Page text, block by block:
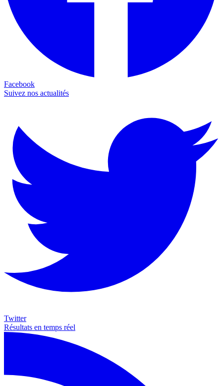
Facebook
Suivez nos actualités
Twitter
Résultats en temps réel